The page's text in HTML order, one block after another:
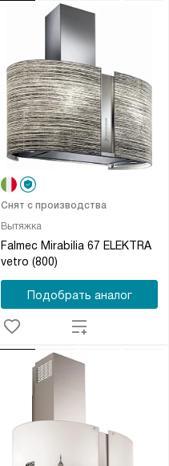
Вытяжка
Falmec Mirabilia 67 ELEKTRA
vetro (800)
Снят с производства
Подобрать аналог